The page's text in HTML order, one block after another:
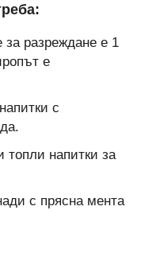
разреждане е 1
е
с
напитки за
с прясна мента